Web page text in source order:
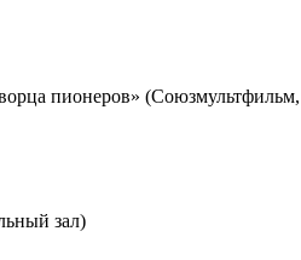
пионеров»
зал)